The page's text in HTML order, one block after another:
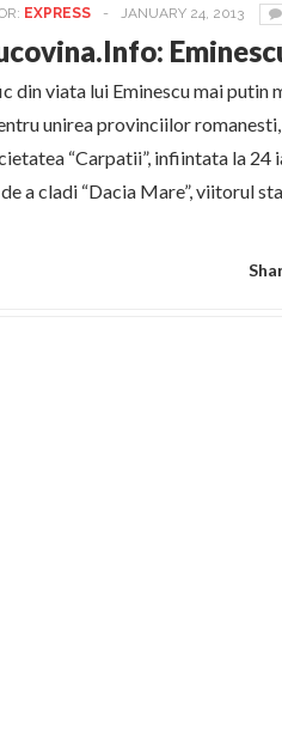
EXPRESS - JANUARY 24, 2013
din viata lui Eminescu mai putin
unirea provinciilor
“Carpatii”, infiintata la 24
a cladi “Dacia Mare”, viitorul